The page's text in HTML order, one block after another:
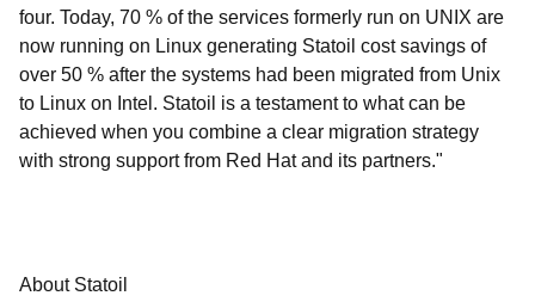
four. Today, 70 % of the services formerly run on UNIX are
now running on Linux generating Statoil cost savings of
over 50 % after the systems had been migrated from Unix
to Linux on Intel. Statoil is a testament to what can be
achieved when you combine a clear migration strategy
with strong support from Red Hat and its partners."
About Statoil